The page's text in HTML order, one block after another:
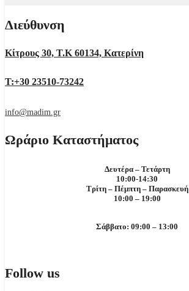
Διεύθυνση
Κίτρους 30, Τ.Κ 60134, Κατερίνη
Τ:+30 23510-73242
info@madim.gr
Ωράριο Καταστήματος
Δευτέρα – Τετάρτη
10:00-14:30
Τρίτη – Πέμπτη – Παρασκευή
10:00 – 19:00
Σάββατο: 09:00 – 13:00
Follow us